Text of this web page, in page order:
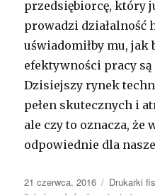
przedsiębiorcę, który
prowadzi działalność
uświadomiłby mu, jak
efektywności pracy
Dzisiejszy rynek
pełen skutecznych i
ale czy to oznacza, że
odpowiednie dla
Opublikowano
21 czerwca, 2016 Kategorie
Drukarki